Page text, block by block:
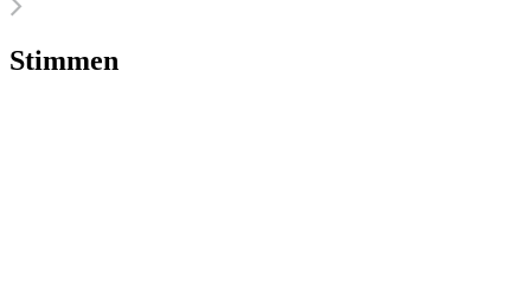
Stimmen